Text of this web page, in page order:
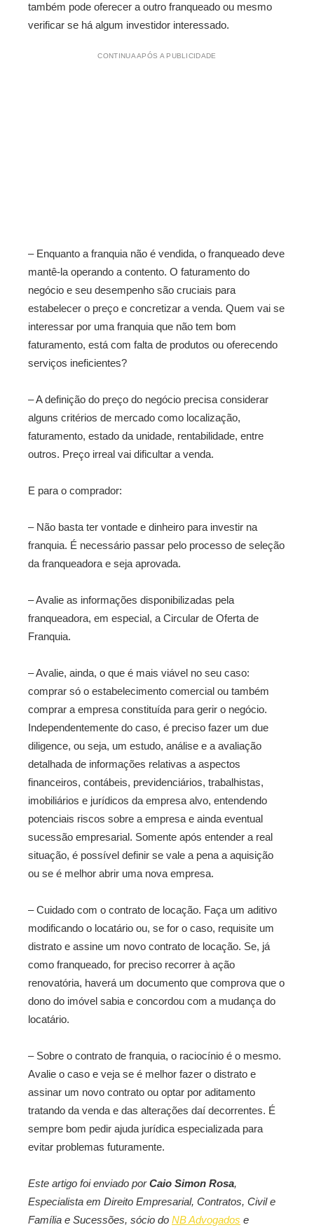
também pode oferecer a outro franqueado ou mesmo
verificar se há algum investidor interessado.
CONTINUA APÓS A PUBLICIDADE
– Enquanto a franquia não é vendida, o franqueado deve
mantê-la operando a contento. O faturamento do
negócio e seu desempenho são cruciais para
estabelecer o preço e concretizar a venda. Quem vai se
interessar por uma franquia que não tem bom
faturamento, está com falta de produtos ou oferecendo
serviços ineficientes?
– A definição do preço do negócio precisa considerar
alguns critérios de mercado como localização,
faturamento, estado da unidade, rentabilidade, entre
outros. Preço irreal vai dificultar a venda.
E para o comprador:
– Não basta ter vontade e dinheiro para investir na
franquia. É necessário passar pelo processo de seleção
da franqueadora e seja aprovada.
– Avalie as informações disponibilizadas pela
franqueadora, em especial, a Circular de Oferta de
Franquia.
– Avalie, ainda, o que é mais viável no seu caso:
comprar só o estabelecimento comercial ou também
comprar a empresa constituída para gerir o negócio.
Independentemente do caso, é preciso fazer um due
diligence, ou seja, um estudo, análise e a avaliação
detalhada de informações relativas a aspectos
financeiros, contábeis, previdenciários, trabalhistas,
imobiliários e jurídicos da empresa alvo, entendendo
potenciais riscos sobre a empresa e ainda eventual
sucessão empresarial. Somente após entender a real
situação, é possível definir se vale a pena a aquisição
ou se é melhor abrir uma nova empresa.
– Cuidado com o contrato de locação. Faça um aditivo
modificando o locatário ou, se for o caso, requisite um
distrato e assine um novo contrato de locação. Se, já
como franqueado, for preciso recorrer à ação
renovatória, haverá um documento que comprova que o
dono do imóvel sabia e concordou com a mudança do
locatário.
– Sobre o contrato de franquia, o raciocínio é o mesmo.
Avalie o caso e veja se é melhor fazer o distrato e
assinar um novo contrato ou optar por aditamento
tratando da venda e das alterações daí decorrentes. É
sempre bom pedir ajuda jurídica especializada para
evitar problemas futuramente.
Este artigo foi enviado porCaio Simon Rosa,
Especialista em Direito Empresarial, Contratos, Civil e
Família e Sucessões, sócio do NB Advogados e